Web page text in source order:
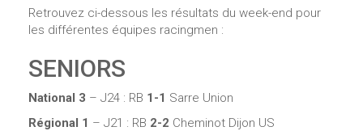
Retrouvez ci-dessous les résultats du week-end pour
les différentes équipes racingmen :
SENIORS
National 3 – J24 : RB 1-1 Sarre Union
Régional 1 – J21 : RB 2-2 Cheminot Dijon US